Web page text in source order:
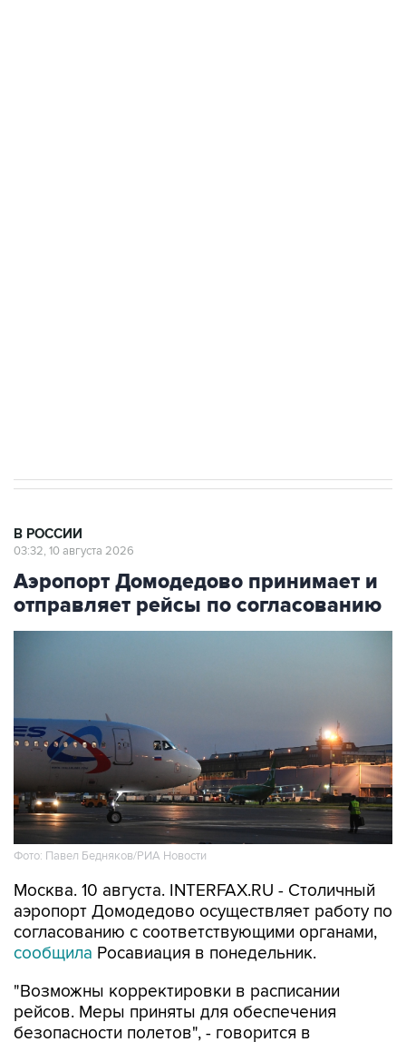
В РОССИИ
03:32, 10 августа 2026
Аэропорт Домодедово принимает и
отправляет рейсы по согласованию
Фото: Павел Бедняков/РИА Новости
Москва. 10 августа. INTERFAX.RU - Столичный
аэропорт Домодедово осуществляет работу по
согласованию с соответствующими органами,
сообщила Росавиация в понедельник.
"Возможны корректировки в расписании
рейсов. Меры приняты для обеспечения
безопасности полетов", - говорится в